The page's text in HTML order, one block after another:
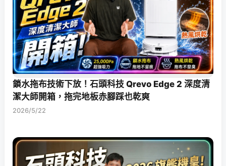
鎖水拖布技術下放！石頭科技 Qrevo Edge 2 深度清
潔大師開箱，拖完地板赤腳踩也乾爽
2026/5/22